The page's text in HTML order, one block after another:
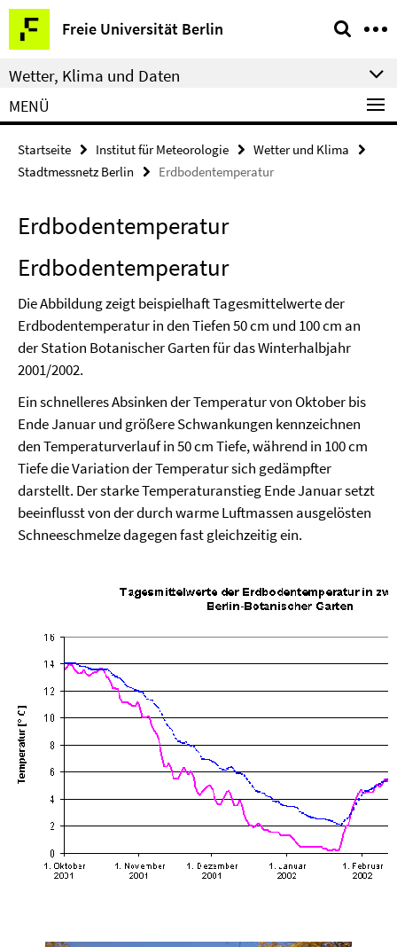
Springe
direkt
zu
Inhalt
Freie Universität Berlin
Service-
Navigation
Wetter, Klima und Daten
MENÜ
Startseite Institut für Meteorologie
Wetter und Klima
Stadtmessnetz Berlin
Erdbodentemperatur
Erdbodentemperatur
Erdbodentemperatur
Die Abbildung zeigt beispielhaft Tagesmittelwerte der
Erdbodentemperatur in den Tiefen 50 cm und 100 cm an
der Station Botanischer Garten für das Winterhalbjahr
2001/2002.
Ein schnelleres Absinken der Temperatur von Oktober bis
Ende Januar und größere Schwankungen kennzeichnen
den Temperaturverlauf in 50 cm Tiefe, während in 100 cm
Tiefe die Variation der Temperatur sich gedämpfter
darstellt. Der starke Temperaturanstieg Ende Januar setzt
beeinflusst von der durch warme Luftmassen ausgelösten
Schneeschmelze dagegen fast gleichzeitig ein.